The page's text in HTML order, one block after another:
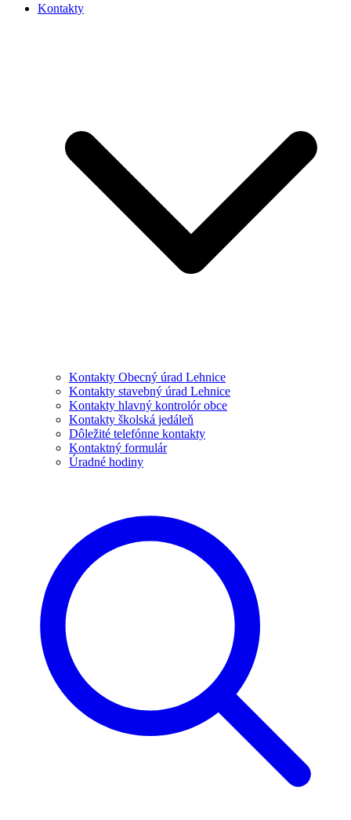
Kontakty
Kontakty Obecný úrad Lehnice
Kontakty stavebný úrad Lehnice
Kontakty hlavný kontrolór obce
Kontakty školská jedáleň
Dôležité telefónne kontakty
Kontaktný formulár
Úradné hodiny